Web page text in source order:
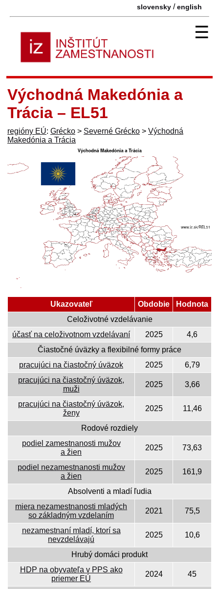
slovensky /english
☰
Východná Makedónia a
Trácia – EL51
regióny EÚ: Grécko > Severné Grécko > Východná
Makedónia a Trácia
Ukazovateľ Obdobie
Hodnota
Celoživotné vzdelávanie
účasť na celoživotnom vzdelávaní
2025
4,6
Čiastočné úväzky a flexibilné formy práce
pracujúci na čiastočný úväzok
2025
6,79
pracujúci na čiastočný úväzok,
muži
2025 3,66
pracujúci na čiastočný úväzok,
ženy
2025 11,46
Rodové rozdiely
podiel zamestnanosti mužov
a žien
2025 73,63
podiel nezamestnanosti mužov
a žien
2025 161,9
Absolventi a mladí ľudia
miera nezamestnanosti mladých
so základným vzdelaním
2021 75,5
nezamestnaní mladí, ktorí sa
nevzdelávajú
2025 10,6
Hrubý domáci produkt
HDP na obyvateľa v PPS ako
priemer EÚ
2024 45